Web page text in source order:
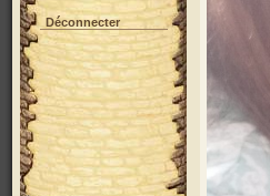
Déconnecter